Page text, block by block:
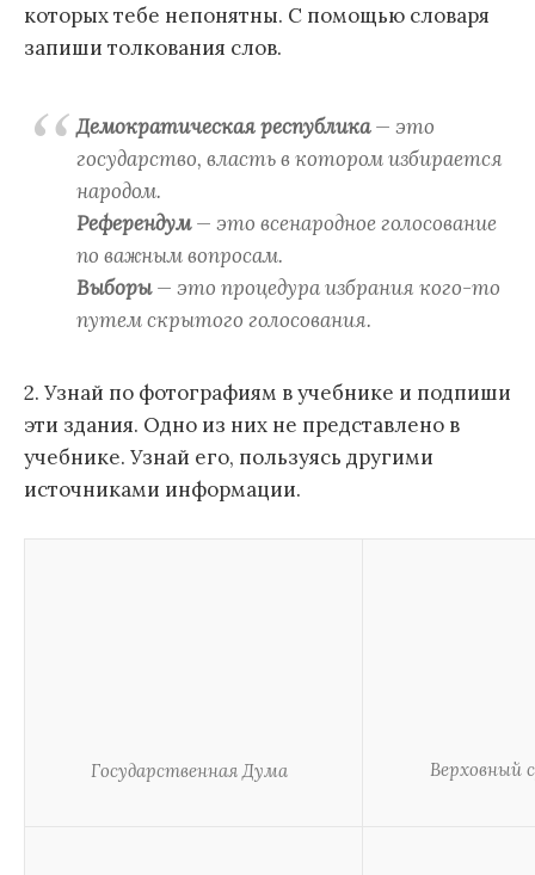
которых тебе непонятны. С помощью словаря
запиши толкования слов.
Демократическая республика— это
государство, власть в котором избирается
народом.
Референдум— это всенародное голосование
по важным вопросам.
Выборы— это процедура избрания кого-то
путем скрытого голосования.
2. Узнай по фотографиям в учебнике и подпиши
эти здания. Одно из них не представлено в
учебнике. Узнай его, пользуясь другими
источниками информации.
Государственная Дума Верховный